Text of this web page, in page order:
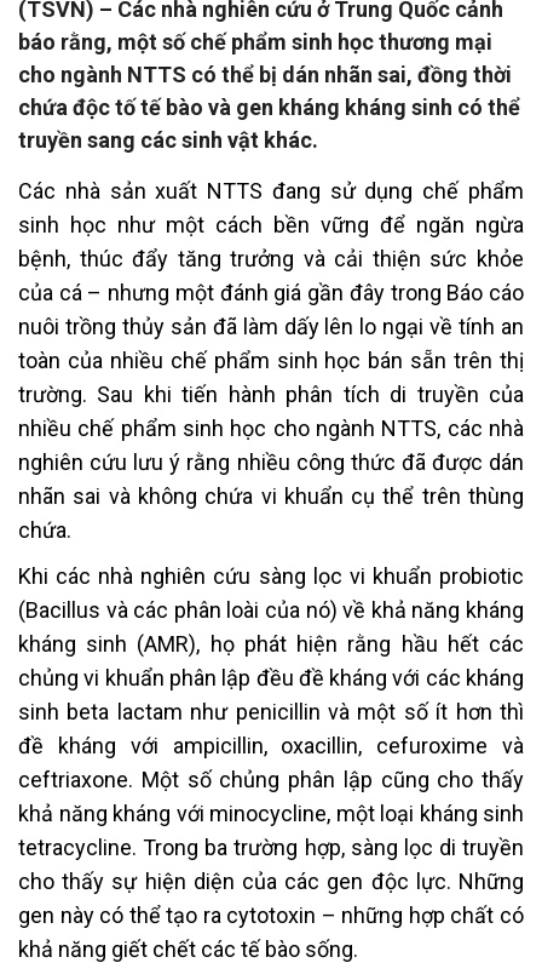
(TSVN) – Các nhà nghiên cứu ở Trung Quốc cảnh
báo rằng, một số chế phẩm sinh học thương mại
cho ngành NTTS có thể bị dán nhãn sai, đồng thời
chứa độc tố tế bào và gen kháng kháng sinh có thể
truyền sang các sinh vật khác.
Các nhà sản xuất NTTS đang sử dụng chế phẩm
sinh học như một cách bền vững để ngăn ngừa
bệnh, thúc đẩy tăng trưởng và cải thiện sức khỏe
của cá – nhưng một đánh giá gần đây trong Báo cáo
nuôi trồng thủy sản đã làm dấy lên lo ngại về tính an
toàn của nhiều chế phẩm sinh học bán sẵn trên thị
trường. Sau khi tiến hành phân tích di truyền của
nhiều chế phẩm sinh học cho ngành NTTS, các nhà
nghiên cứu lưu ý rằng nhiều công thức đã được dán
nhãn sai và không chứa vi khuẩn cụ thể trên thùng
chứa.
Khi các nhà nghiên cứu sàng lọc vi khuẩn probiotic
(Bacillus và các phân loài của nó) về khả năng kháng
kháng sinh (AMR), họ phát hiện rằng hầu hết các
chủng vi khuẩn phân lập đều đề kháng với các kháng
sinh beta lactam như penicillin và một số ít hơn thì
đề kháng với ampicillin, oxacillin, cefuroxime và
ceftriaxone. Một số chủng phân lập cũng cho thấy
khả năng kháng với minocycline, một loại kháng sinh
tetracycline. Trong ba trường hợp, sàng lọc di truyền
cho thấy sự hiện diện của các gen độc lực. Những
gen này có thể tạo ra cytotoxin – những hợp chất có
khả năng giết chết các tế bào sống.